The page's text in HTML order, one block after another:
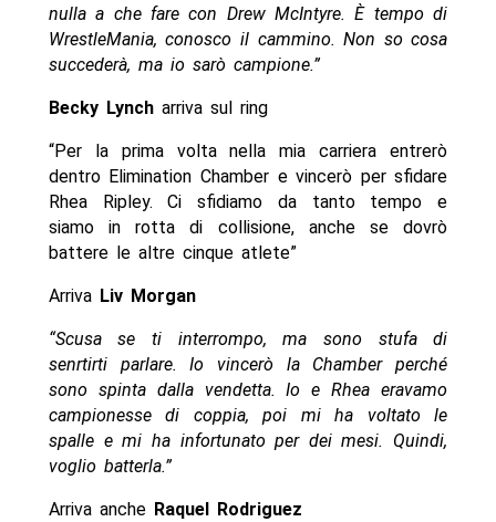
nulla a che fare con Drew McIntyre. È tempo di
WrestleMania, conosco il cammino. Non so cosa
succederà, ma io sarò campione.”
Becky Lyncharriva sul ring
“Per la prima volta nella mia carriera entrerò
dentro Elimination Chamber e vincerò per sfidare
Rhea Ripley. Ci sfidiamo da tanto tempo e
siamo in rotta di collisione, anche se dovrò
battere le altre cinque atlete”
Arriva Liv Morgan
“Scusa se ti interrompo, ma sono stufa di
senrtirti parlare. Io vincerò la Chamber perché
sono spinta dalla vendetta. Io e Rhea eravamo
campionesse di coppia, poi mi ha voltato le
spalle e mi ha infortunato per dei mesi. Quindi,
voglio batterla.”
Arriva anche Raquel Rodriguez